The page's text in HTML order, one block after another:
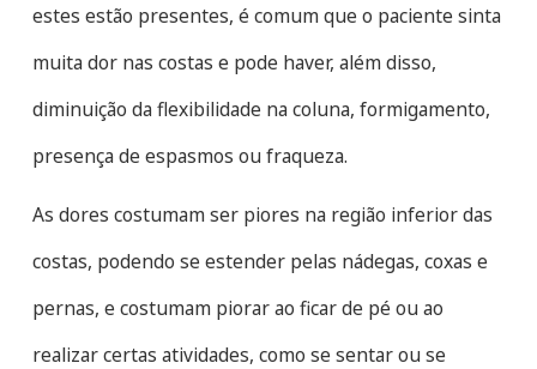
estes estão presentes, é comum que o paciente sinta
muita dor nas costas e pode haver, além disso,
diminuição da flexibilidade na coluna, formigamento,
presença de espasmos ou fraqueza.
As dores costumam ser piores na região inferior das
costas, podendo se estender pelas nádegas, coxas e
pernas, e costumam piorar ao ficar de pé ou ao
realizar certas atividades, como se sentar ou se